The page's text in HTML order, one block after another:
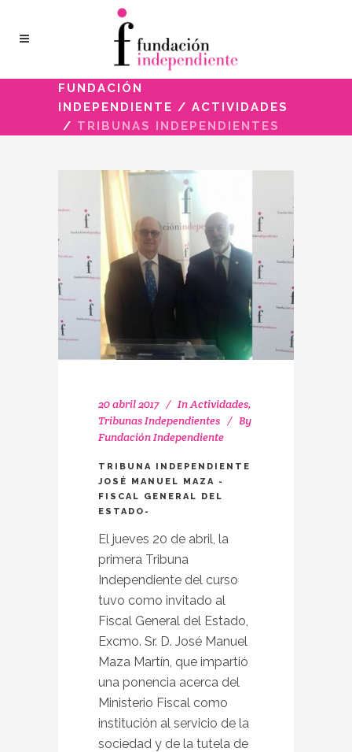
FUNDACIÓN
INDEPENDIENTE / ACTIVIDADES
/ TRIBUNAS INDEPENDIENTES
20 abril 2017 InActividades,
Tribunas Independientes
By
Fundación Independiente
TRIBUNA INDEPENDIENTE
JOSÉ MANUEL MAZA -
FISCAL GENERAL DEL
ESTADO-
El jueves 20 de abril, la
primera Tribuna
Independiente del curso
tuvo como invitado al
Fiscal General del Estado,
Excmo. Sr. D. José Manuel
Maza Martín, que impartió
una ponencia acerca del
Ministerio Fiscal como
institución al servicio de la
sociedad y de la tutela de